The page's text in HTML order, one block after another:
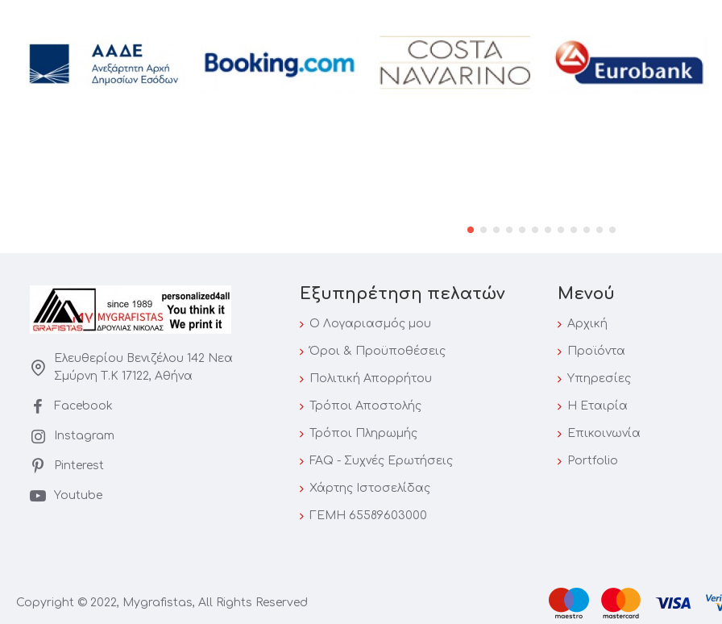
Ελευθερίου Βενιζέλου 142 Νεα
Σμύρνη Τ.Κ 17122, Αθήνα
Facebook
Instagram
Pinterest
Youtube
Εξυπηρέτηση πελατών
Ο Λογαριασμός μου
Όροι & Προϋποθέσεις
Πολιτική Απορρήτου
Τρόποι Αποστολής
Τρόποι Πληρωμής
FAQ - Συχνές Ερωτήσεις
Χάρτης Iστοσελίδας
ΓΕΜΗ 65589603000
Μενού
Αρχική
Προϊόντα
Υπηρεσίες
Η Εταιρία
Επικοινωνία
Portfolio
Copyright © 2022, Mygrafistas, All Rights Reserved